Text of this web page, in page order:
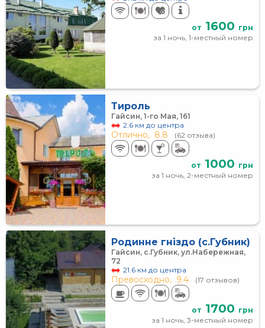
от 1600 грн
за 1 ночь, 1-местный номер
Тироль
Гайсин, 1-го Мая, 161
2.6 км до центра
Отлично, 8.8 (62 отзыва)
от 1000 грн
за 1 ночь, 2-местный номер
Родинне гніздо (с.Губник)
Гайсин, с.Губник, ул.Набережная,
72
21.6 км до центра
Превосходно, 9.4 (17 отзывов)
от 1700 грн
за 1 ночь, 3-местный номер